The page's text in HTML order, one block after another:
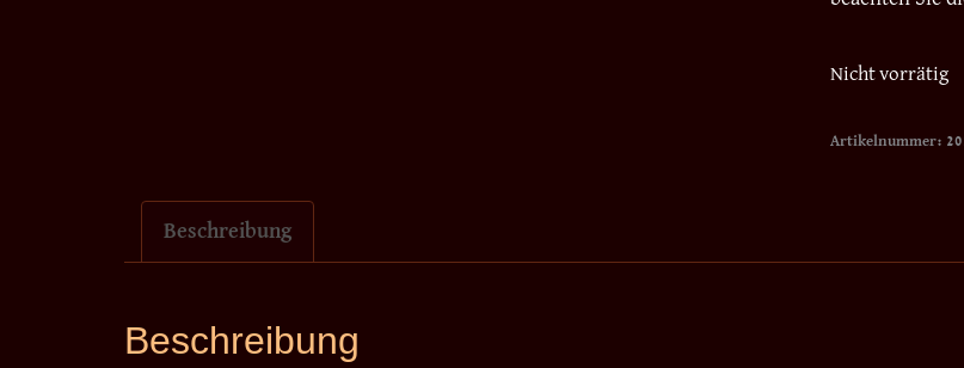
Nicht vorrätig
Artikelnummer:
Beschreibung
Beschreibung